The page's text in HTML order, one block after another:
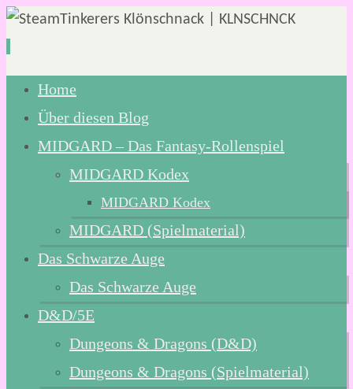
Zum
Inhalt
springen
Home
Über diesen Blog
MIDGARD – Das Fantasy-Rollenspiel
MIDGARD Kodex
MIDGARD Kodex
MIDGARD (Spielmaterial)
Das Schwarze Auge
Das Schwarze Auge
D&D/5E
Dungeons & Dragons (D&D)
Dungeons & Dragons (Spielmaterial)